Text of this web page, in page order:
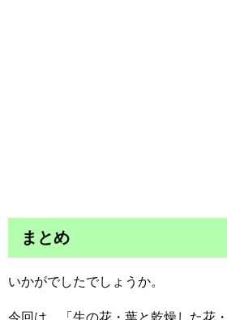
まとめ
いかがでしたでしょうか。
今回は、「生の花・葉と乾燥した花